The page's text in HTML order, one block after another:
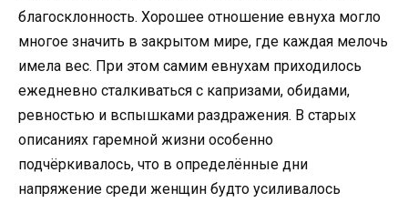
благосклонность. Хорошее отношение евнуха могло
многое значить в закрытом мире, где каждая мелочь
имела вес. При этом самим евнухам приходилось
ежедневно сталкиваться с капризами, обидами,
ревностью и вспышками раздражения. В старых
описаниях гаремной жизни особенно
подчёркивалось, что в определённые дни
напряжение среди женщин будто усиливалось